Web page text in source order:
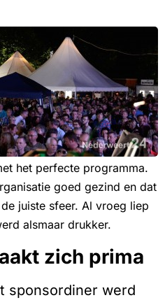
het perfecte programma.
goed gezind en dat
juiste sfeer. Al vroeg liep
alsmaar drukker.
zich prima
sponsordiner werd